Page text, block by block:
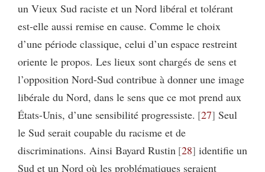
un Vieux Sud raciste et un Nord libéral et tolérant
est-elle aussi remise en cause. Comme le choix
d’une période classique, celui d’un espace restreint
oriente le propos. Les lieux sont chargés de sens et
l’opposition Nord-Sud contribue à donner une image
libérale du Nord, dans le sens que ce mot prend aux
États-Unis, d’une sensibilité progressiste. 27 Seul
le Sud serait coupable du racisme et de
discriminations. Ainsi Bayard Rustin 28 identifie un
Sud et un Nord où les problématiques seraient